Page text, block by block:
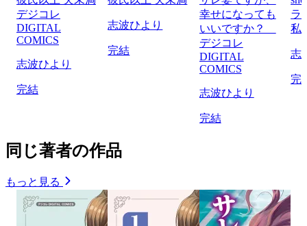
デジコレ
DIGITAL
COMICS
志波ひより
完結
志波ひより
完結
幸せになっても
いいですか？
デジコレ
DIGITAL
COMICS
志波ひより
完結
ラ
私
志
完
同じ著者の作品
もっと見る